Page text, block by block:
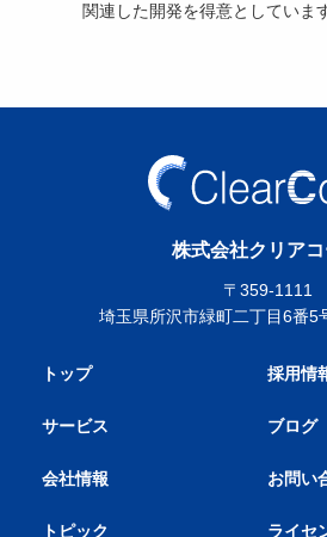
関連した開発を得意としています
株式会社クリア
〒359-1111
埼玉県所沢市緑町二丁目6番5
トップ
サービス
会社情報
トピック
採用情
ブログ
お問い
ライセ